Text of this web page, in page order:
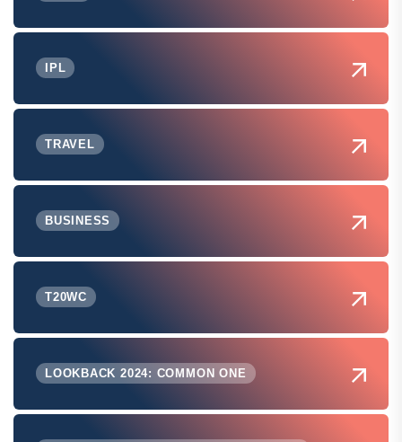
IPL
TRAVEL
BUSINESS
T20WC
LOOKBACK 2024: COMMON ONE